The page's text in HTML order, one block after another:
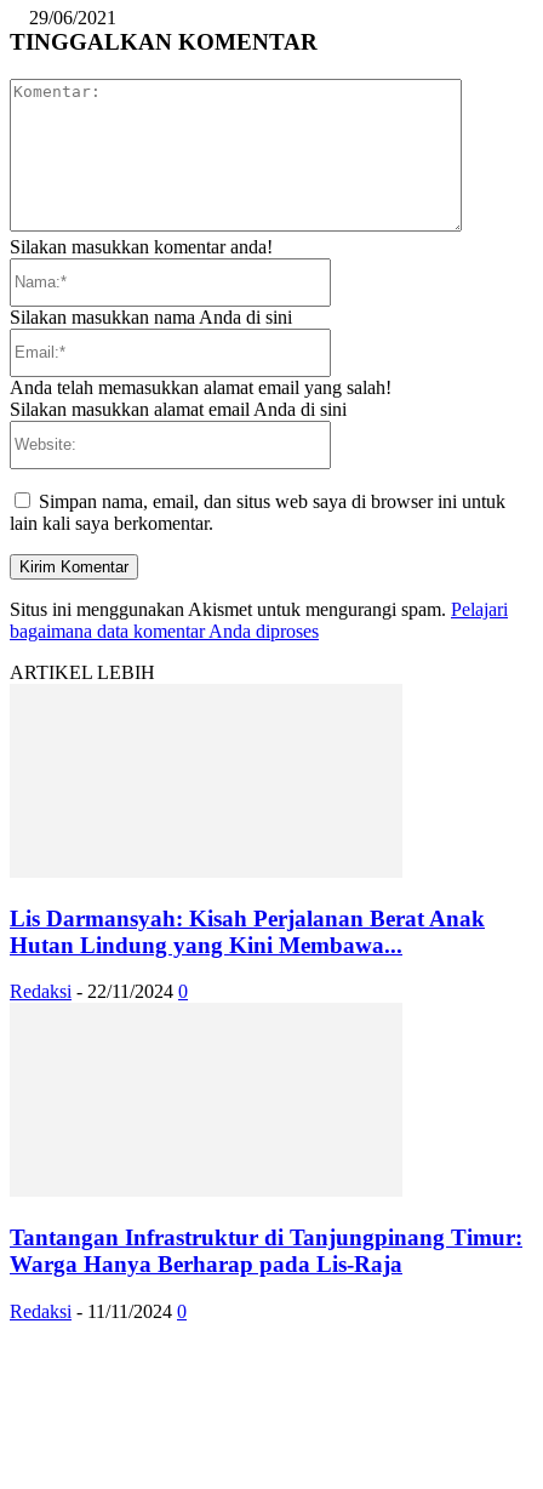
29/06/2021
TINGGALKAN KOMENTAR
Silakan masukkan komentar anda!
Silakan masukkan nama Anda di sini
Anda telah memasukkan alamat email yang salah!
Silakan masukkan alamat email Anda di sini
Simpan nama, email, dan situs web saya di browser ini untuk
lain kali saya berkomentar.
Situs ini menggunakan Akismet untuk mengurangi spam. Pelajari
bagaimana data komentar Anda diproses
ARTIKEL LEBIH
Lis Darmansyah: Kisah Perjalanan Berat Anak
Hutan Lindung yang Kini Membawa...
Redaksi - 22/11/2024 0
Tantangan Infrastruktur di Tanjungpinang Timur:
Warga Hanya Berharap pada Lis-Raja
Redaksi - 11/11/2024 0